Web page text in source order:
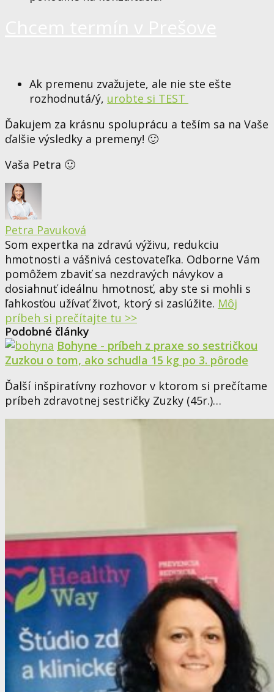
Ak premenu zvažujete, ale nie ste ešte
rozhodnutá/ý, urobte si TEST
Ďakujem za krásnu spoluprácu a teším sa na Vaše
ďalšie výsledky a premeny! 🙂
Vaša Petra 🙂
Petra Pavuková
Som expertka na zdravú výživu, redukciu
hmotnosti a vášnivá cestovateľka. Odborne Vám
pomôžem zbaviť sa nezdravých návykov a
dosiahnuť ideálnu hmotnosť, aby ste si mohli s
ľahkosťou užívať život, ktorý si zaslúžite. Môj
príbeh si prečítajte tu >>
Podobné články
Bohyne - príbeh z praxe so sestričkou
Zuzkou o tom, ako schudla 15 kg po 3. pôrode
Ďalší inšpiratívny rozhovor v ktorom si prečítame
príbeh zdravotnej sestričky Zuzky (45r.)…